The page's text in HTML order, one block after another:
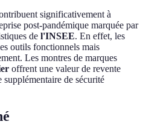
significativement à
post-pandémique marquée par
de l'INSEE. En effet, les
outils fonctionnels mais
Les montres de marques
offrent une valeur de revente
de sécurité